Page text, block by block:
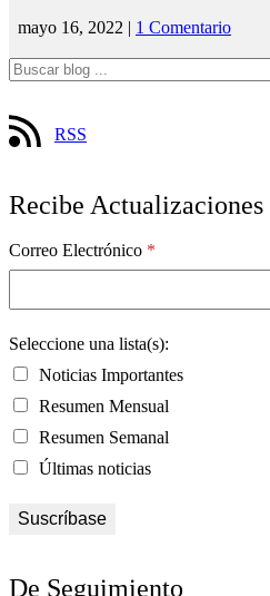
mayo 16, 2022 | 1 Comentario
RSS
Recibe Actualizaciones
Correo Electrónico *
Seleccione una lista(s):
Noticias Importantes
Resumen Mensual
Resumen Semanal
Últimas noticias
De Seguimiento